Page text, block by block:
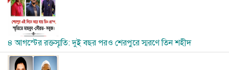
৪ আগস্টের রক্তস্মৃতি: দুই বছর পরও শেরপুরে স্মরণে তিন শহীদ
Image